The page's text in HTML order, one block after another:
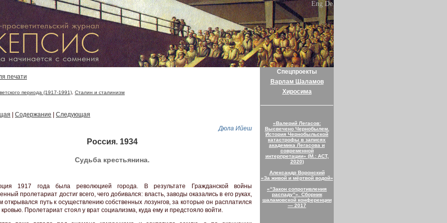
Eng De
печати
периода (1917-1991) Сталин и сталинизм
Содержание
Следующая
Дюла Ийеш
Россия. 1934
Судьба крестьянина.
1917 года была революцией города. В результате Гражданской войны
пролетариат достиг всего, чего добивался: власть, заводы оказались в его руках,
открывался путь к осуществлению собственных лозунгов, за которые он расплатился
Пролетариат стоял у врат социализма, куда ему и предстояло войти.
Спецпроекты
Варлам Шаламов
Хиросима
«Валерий Легасов:
Высвечено Чернобылем.
История Чернобыльской
катастрофы в записях
академика Легасова и
современной
интерпретации» (М.: АСТ,
2020)
Александр Воронский
«За живой и мёртвой водой»
«“Закон сопротивления
распаду”». Сборник
шаламовской конференции
— 2017